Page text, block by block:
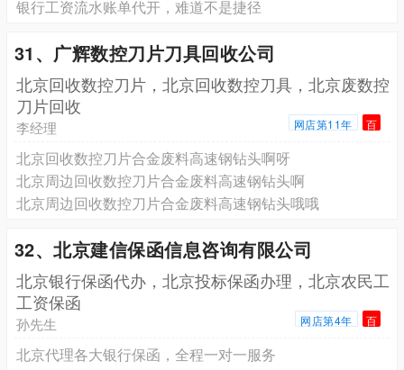
银行工资流水账单代开，难道不是捷径
31、广辉数控刀片刀具回收公司
北京回收数控刀片，北京回收数控刀具，北京废数控
刀片回收
李经理 网店第11年 百
北京回收数控刀片合金废料高速钢钻头啊呀
北京周边回收数控刀片合金废料高速钢钻头啊
北京周边回收数控刀片合金废料高速钢钻头哦哦
32、北京建信保函信息咨询有限公司
北京银行保函代办，北京投标保函办理，北京农民工
工资保函
孙先生 网店第4年 百
北京代理各大银行保函，全程一对一服务